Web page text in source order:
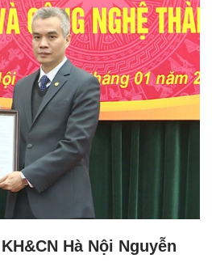
Hà Nội Nguyễn